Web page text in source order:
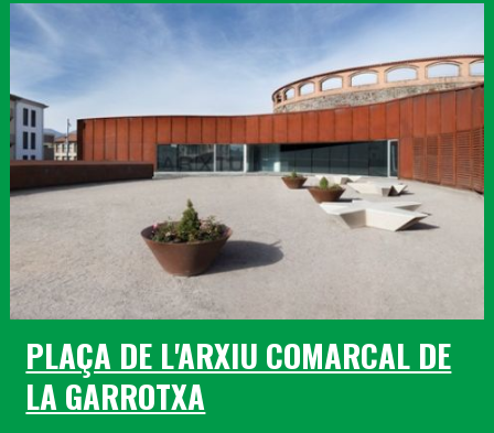
PLAÇA DE L'ARXIU COMARCAL DE
LA GARROTXA